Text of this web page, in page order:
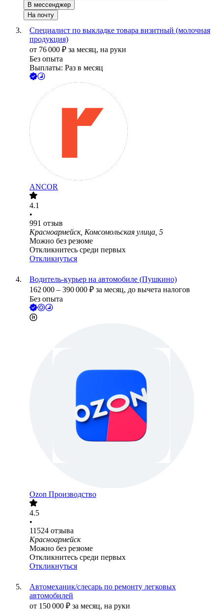
В мессенджер
На почту
Специалист по выкладке товара визитный (молочная
продукция)
от 76 000 ₽ за месяц, на руки
Без опыта
Выплаты: Раз в месяц
ANCOR
4.1
•
991 отзыв
Красноармейск, Комсомольская улица, 5
Можно без резюме
Откликнитесь среди первых
Откликнуться
Водитель-курьер на автомобиле (Пушкино)
162 000 – 390 000 ₽ за месяц, до вычета налогов
Без опыта
Ozon Производство
4.5
•
11524 отзыва
Красноармейск
Можно без резюме
Откликнитесь среди первых
Откликнуться
Автомеханик/слесарь по ремонту легковых
автомобилей
от 150 000 ₽ за месяц, на руки